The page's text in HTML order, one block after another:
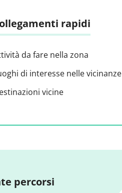
rapidi
da fare nella zona
di interesse nelle vicinanze
vicine
percorsi